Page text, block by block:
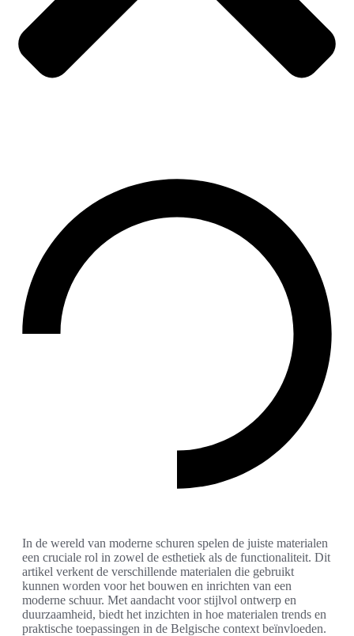
In de wereld van moderne schuren spelen de juiste materialen
een cruciale rol in zowel de esthetiek als de functionaliteit. Dit
artikel verkent de verschillende materialen die gebruikt
kunnen worden voor het bouwen en inrichten van een
moderne schuur. Met aandacht voor stijlvol ontwerp en
duurzaamheid, biedt het inzichten in hoe materialen trends en
praktische toepassingen in de Belgische context beïnvloeden.